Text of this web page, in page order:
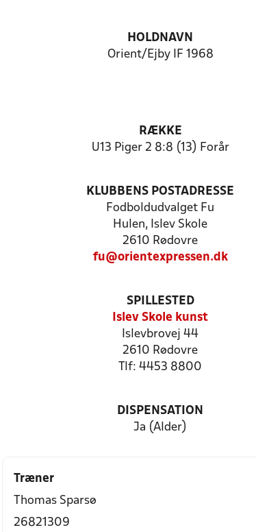
HOLDNAVN
Orient/Ejby IF 1968
RÆKKE
U13 Piger 2 8:8 (13) Forår
KLUBBENS POSTADRESSE
Fodboldudvalget Fu
Hulen, Islev Skole
2610 Rødovre
fu@orientexpressen.dk
SPILLESTED
Islev Skole kunst
Islevbrovej 44
2610 Rødovre
Tlf: 4453 8800
DISPENSATION
Ja (Alder)
Træner
Thomas Sparsø
26821309